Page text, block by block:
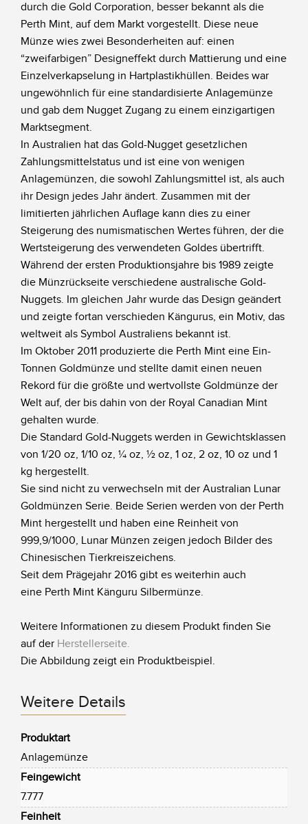
durch die Gold Corporation, besser bekannt als die
Perth Mint, auf dem Markt vorgestellt. Diese neue
Münze wies zwei Besonderheiten auf: einen
“zweifarbigen” Designeffekt durch Mattierung und eine
Einzelverkapselung in Hartplastikhüllen. Beides war
ungewöhnlich für eine standardisierte Anlagemünze
und gab dem Nugget Zugang zu einem einzigartigen
Marktsegment.
In Australien hat das Gold-Nugget gesetzlichen
Zahlungsmittelstatus und ist eine von wenigen
Anlagemünzen, die sowohl Zahlungsmittel ist, als auch
ihr Design jedes Jahr ändert. Zusammen mit der
limitierten jährlichen Auflage kann dies zu einer
Steigerung des numismatischen Wertes führen, der die
Wertsteigerung des verwendeten Goldes übertrifft.
Während der ersten Produktionsjahre bis 1989 zeigte
die Münzrückseite verschiedene australische Gold-
Nuggets. Im gleichen Jahr wurde das Design geändert
und zeigte fortan verschieden Kängurus, ein Motiv, das
weltweit als Symbol Australiens bekannt ist.
Im Oktober 2011 produzierte die Perth Mint eine Ein-
Tonnen Goldmünze und stellte damit einen neuen
Rekord für die größte und wertvollste Goldmünze der
Welt auf, der bis dahin von der Royal Canadian Mint
gehalten wurde.
Die Standard Gold-Nuggets werden in Gewichtsklassen
von 1/20 oz, 1/10 oz, ¼ oz, ½ oz, 1 oz, 2 oz, 10 oz und 1
kg hergestellt.
Sie sind nicht zu verwechseln mit der Australian Lunar
Goldmünzen Serie. Beide Serien werden von der Perth
Mint hergestellt und haben eine Reinheit von
999,9/1000, Lunar Münzen zeigen jedoch Bilder des
Chinesischen Tierkreiszeichens.
Seit dem Prägejahr 2016 gibt es weiterhin auch
eine Perth Mint Känguru Silbermünze.
Weitere Informationen zu diesem Produkt finden Sie
auf der Herstellerseite.
Die Abbildung zeigt ein Produktbeispiel.
Weitere Details
Produktart
Anlagemünze
Feingewicht
7.777
Feinheit